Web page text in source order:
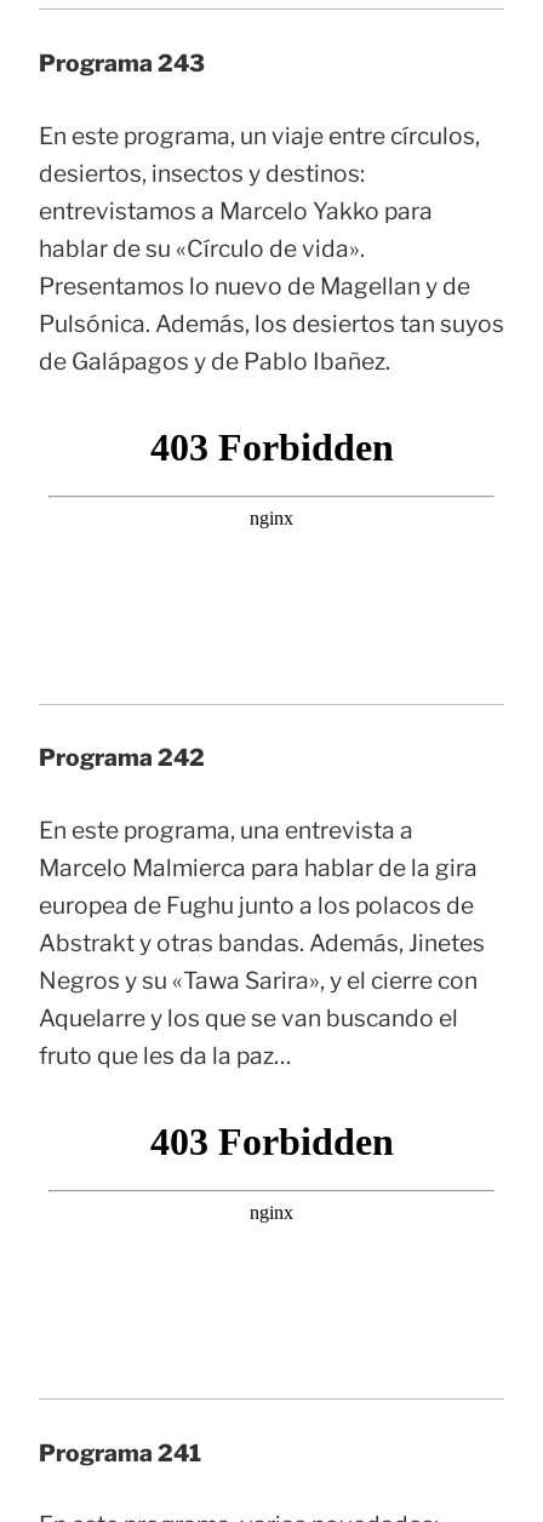
Programa 243
En este programa, un viaje entre círculos,
desiertos, insectos y destinos:
entrevistamos a Marcelo Yakko para
hablar de su «Círculo de vida».
Presentamos lo nuevo de Magellan y de
Pulsónica. Además, los desiertos tan suyos
de Galápagos y de Pablo Ibañez.
Programa 242
En este programa, una entrevista a
Marcelo Malmierca para hablar de la gira
europea de Fughu junto a los polacos de
Abstrakt y otras bandas. Además, Jinetes
Negros y su «Tawa Sarira», y el cierre con
Aquelarre y los que se van buscando el
fruto que les da la paz…
Programa 241